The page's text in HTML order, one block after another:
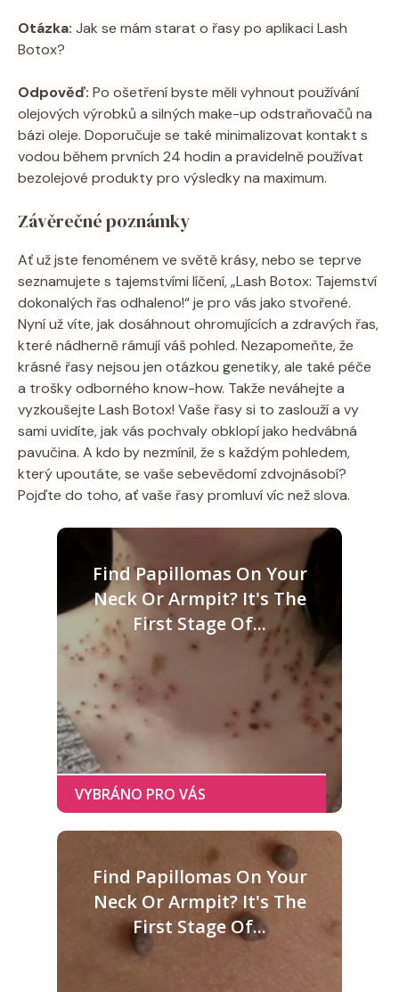
Otázka: Jak se mám starat o řasy po aplikaci Lash
Botox?
Odpověď: Po ošetření byste měli vyhnout používání
olejových výrobků a silných make-up odstraňovačů na
bázi oleje. Doporučuje se také minimalizovat kontakt s
vodou během prvních 24 hodin a pravidelně používat
bezolejové produkty pro výsledky na maximum.
Závěrečné poznámky
Ať už jste fenoménem ve světě krásy, nebo se teprve
seznamujete s tajemstvími líčení, „Lash Botox: Tajemství
dokonalých řas odhaleno!“ je pro vás jako stvořené.
Nyní už víte, jak dosáhnout ohromujících a zdravých řas,
které nádherně rámují váš pohled. Nezapomeňte, že
krásné řasy nejsou jen otázkou genetiky, ale také péče
a trošky odborného know-how. Takže neváhejte a
vyzkoušejte Lash Botox! Vaše řasy si to zaslouží a vy
sami uvidíte, jak vás pochvaly obklopí jako hedvábná
pavučina. A kdo by nezmínil, že s každým pohledem,
který upoutáte, se vaše sebevědomí zdvojnásobí?
Pojďte do toho, ať vaše řasy promluví víc než slova.
Find Papillomas On Your
Neck Or Armpit? It's The
First Stage Of...
Find Papillomas On Your
Neck Or Armpit? It's The
First Stage Of...